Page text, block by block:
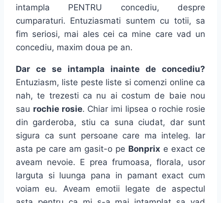
intampla PENTRU concediu, despre
cumparaturi. Entuziasmati suntem cu totii, sa
fim seriosi, mai ales cei ca mine care vad un
concediu, maxim doua pe an.
Dar ce se intampla inainte de concediu?
Entuziasm, liste peste liste si comenzi online ca
nah, te trezesti ca nu ai costum de baie nou
sau rochie rosie. Chiar imi lipsea o rochie rosie
din garderoba, stiu ca suna ciudat, dar sunt
sigura ca sunt persoane care ma inteleg. Iar
asta pe care am gasit-o pe Bonprix e exact ce
aveam nevoie. E prea frumoasa, florala, usor
larguta si luunga pana in pamant exact cum
voiam eu. Aveam emotii legate de aspectul